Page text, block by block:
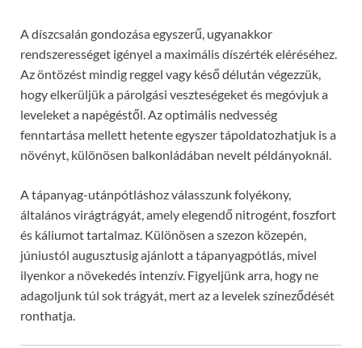
A díszcsalán gondozása egyszerű, ugyanakkor
rendszerességet igényel a maximális díszérték eléréséhez.
Az öntözést mindig reggel vagy késő délután végezzük,
hogy elkerüljük a párolgási veszteségeket és megóvjuk a
leveleket a napégéstől. Az optimális nedvesség
fenntartása mellett hetente egyszer tápoldatozhatjuk is a
növényt, különösen balkonládában nevelt példányoknál.
A tápanyag-utánpótláshoz válasszunk folyékony,
általános virágtrágyát, amely elegendő nitrogént, foszfort
és káliumot tartalmaz. Különösen a szezon közepén,
júniustól augusztusig ajánlott a tápanyagpótlás, mivel
ilyenkor a növekedés intenzív. Figyeljünk arra, hogy ne
adagoljunk túl sok trágyát, mert az a levelek színeződését
ronthatja.